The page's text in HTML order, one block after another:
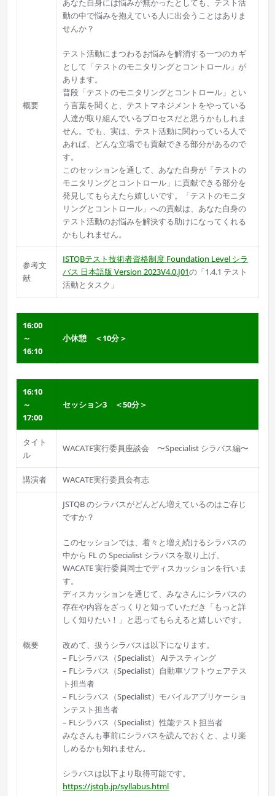
概要
あなた自身には悩みが無かったとしても、テスト活
動の中で悩みを抱えている人に出会うことはありま
せんか？
テスト活動にまつわるお悩みを解消する一つのカギ
として「テストのモニタリングとコントロール」が
あります。
普段「テストのモニタリングとコントロール」とい
う言葉を聞くと、テストマネジメントをやっている
人達が取り組んでいるプロセスだと思うかもしれま
せん。でも、実は、テスト活動に関わっている人で
あれば、どんな立場でも貢献できる部分があるので
す。
このセッションを通して、あなた自身が「テストの
モニタリングとコントロール」に貢献できる部分を
発見してもらえたら嬉しいです。「テストのモニタ
リングとコントロール」への貢献は、あなた自身の
テスト活動のお悩みを解決する助けになってくれる
かもしれません。
参考文
献
ISTQBテスト技術者資格制度 Foundation Level シラ
バス 日本語版 Version 2023V4.0.J01の「1.4.1 テスト
活動とタスク」
16:00
～
16:10
小休憩 ＜10分＞
16:10
～
17:00
セッション3 ＜50分＞
タイト
ル
WACATE実行委員座談会 〜Specialist シラバス編〜
講演者 WACATE実行委員会有志
概要
JSTQB のシラバスがどんどん増えているのはご存じ
ですか？
このセッションでは、着々と増え続けるシラバスの
中から FL の Specialist シラバスを取り上げ、
WACATE 実行委員同士でディスカッションを行いま
す。
ディスカッションを通じて、みなさんにシラバスの
存在や内容をざっくりと知っていただき「もっと詳
しく知りたい！」と思ってもらえると嬉しいです。
改めて、扱うシラバスは以下になります。
– FLシラバス（Specialist） AIテスティング
– FLシラバス（Specialist）自動車ソフトウェアテス
ト担当者
– FLシラバス（Specialist）モバイルアプリケーショ
ンテスト担当者
– FLシラバス（Specialist）性能テスト担当者
みなさんも事前にシラバスを読んでおくと、より楽
しめるかも知れません。
シラバスは以下より取得可能です。
https://jstqb.jp/syllabus.html